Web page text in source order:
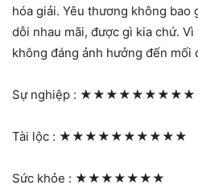
hóa giải. Yêu thương không bao
dỗi nhau mãi, được gì kia chứ.
không đáng ảnh hưởng đến mối
Sự nghiệp : ★★★★★★★★★
Tài lộc : ★★★★★★★★★★
Sức khỏe : ★★★★★★★